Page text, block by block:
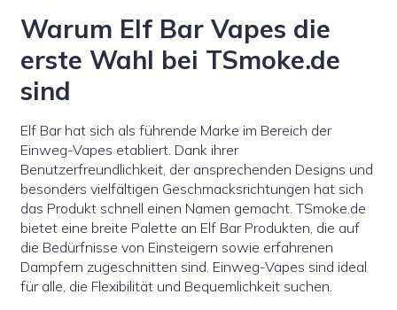
Warum Elf Bar Vapes die
erste Wahl bei TSmoke.de
sind
Elf Bar hat sich als führende Marke im Bereich der
Einweg-Vapes etabliert. Dank ihrer
Benutzerfreundlichkeit, der ansprechenden Designs und
besonders vielfältigen Geschmacksrichtungen hat sich
das Produkt schnell einen Namen gemacht. TSmoke.de
bietet eine breite Palette an Elf Bar Produkten, die auf
die Bedürfnisse von Einsteigern sowie erfahrenen
Dampfern zugeschnitten sind. Einweg-Vapes sind ideal
für alle, die Flexibilität und Bequemlichkeit suchen.